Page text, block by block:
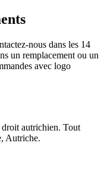
nous dans les 14
un remplacement ou un
avec logo
droit autrichien. Tout
Autriche.